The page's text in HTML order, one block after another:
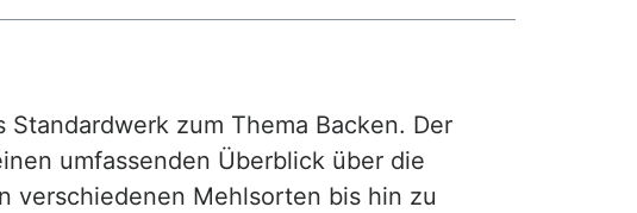
Standardwerk zum Thema Backen. Der
umfassenden Überblick über die
verschiedenen Mehlsorten bis hin zu